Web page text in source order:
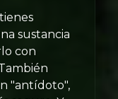
sustancia
con
"antídoto",